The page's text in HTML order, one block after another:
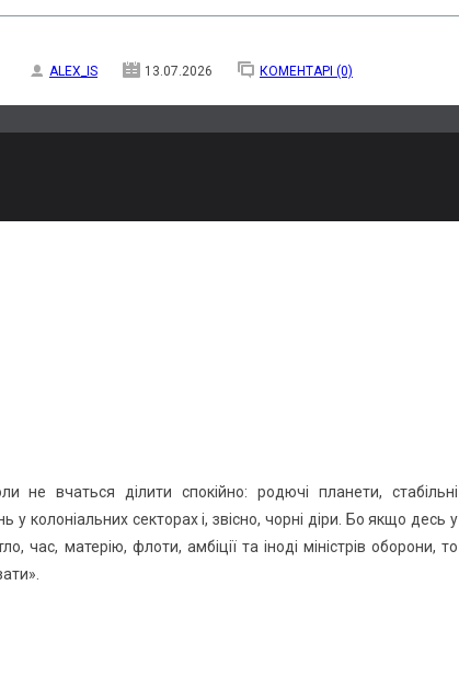
ALEX_IS 13.07.2026 КОМЕНТАРІ (0)
не вчаться ділити спокійно: родючі планети, стабільні
колоніальних секторах і, звісно, чорні діри. Бо якщо десь у
час, матерію, флоти, амбіції та іноді міністрів оборони, то